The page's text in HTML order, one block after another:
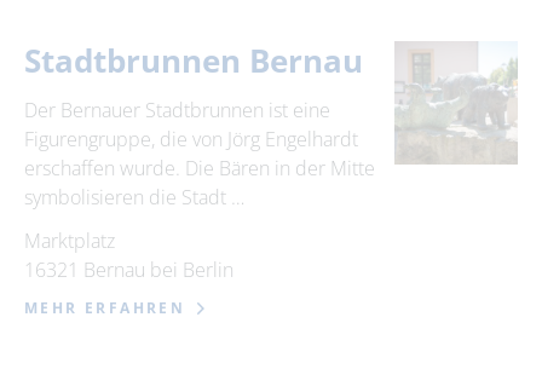
Stadtbrunnen Bernau
Der Bernauer Stadtbrunnen ist eine
Figurengruppe, die von Jörg Engelhardt
erschaffen wurde. Die Bären in der Mitte
symbolisieren die Stadt …
Marktplatz
16321 Bernau bei Berlin
MEHR ERFAHREN